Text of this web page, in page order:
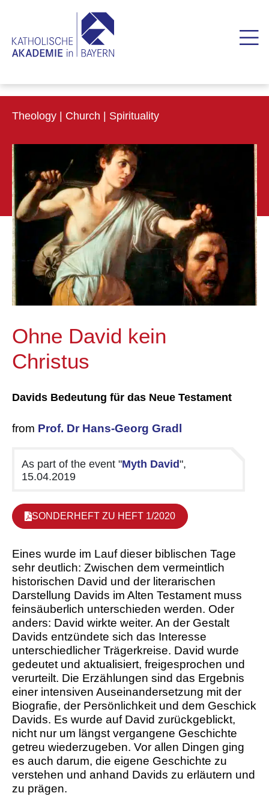
Theology | Church | Spirituality
Ohne David kein
Christus
Davids Bedeutung für das Neue Testament
from Prof. Dr Hans-Georg Gradl
As part of the event "Myth David",
15.04.2019
SONDERHEFT ZU HEFT 1/2020
Eines wurde im Lauf dieser biblischen Tage
sehr deutlich: Zwischen dem vermeintlich
historischen David und der literarischen
Darstellung Davids im Alten Testament muss
feinsäuberlich unterschieden werden. Oder
anders: David wirkte weiter. An der Gestalt
Davids entzündete sich das Interesse
unterschiedlicher Trägerkreise. David wurde
gedeutet und aktualisiert, freigesprochen und
verurteilt. Die Erzählungen sind das Ergebnis
einer intensiven Auseinandersetzung mit der
Biografie, der Persönlichkeit und dem Geschick
Davids. Es wurde auf David zurückgeblickt,
nicht nur um längst vergangene Geschichte
getreu wiederzugeben. Vor allen Dingen ging
es auch darum, die eigene Geschichte zu
verstehen und anhand Davids zu erläutern und
zu prägen.